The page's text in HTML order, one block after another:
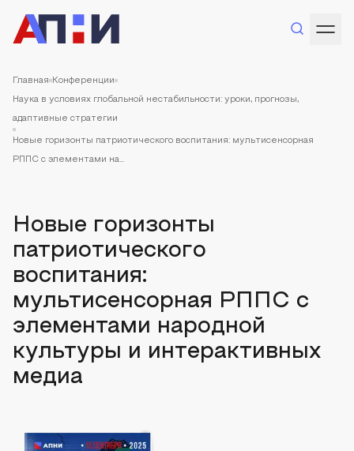
Главная Конференции
Наука в условиях глобальной нестабильности: уроки, прогнозы,
адаптивные стратегии
Новые горизонты патриотического воспитания: мультисенсорная
РППС с элементами на...
Новые горизонты
патриотического
воспитания:
мультисенсорная РППС с
элементами народной
культуры и интерактивных
медиа